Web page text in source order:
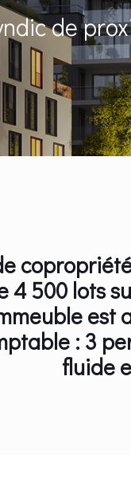
de
4 500 lots
: 3
fluide